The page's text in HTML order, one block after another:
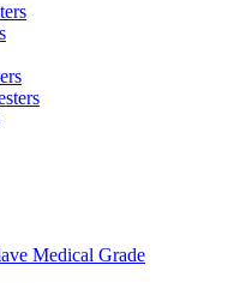
Medical Grade